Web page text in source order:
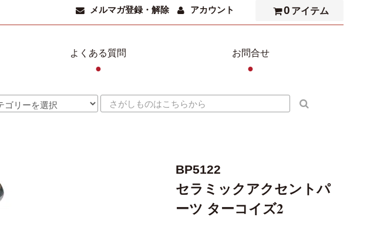
メルマガ登録・解除 アカウント 0 アイテム
よくある質問
●
お問合せ
●
BP5122
セラミックアクセントパ
ーツ ターコイズ2